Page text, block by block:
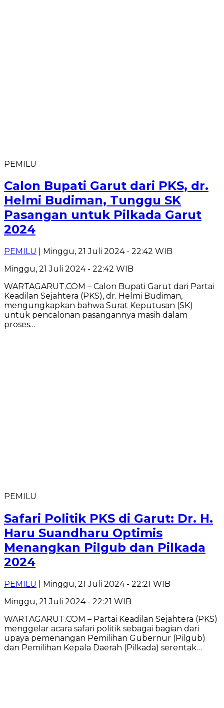
PEMILU
Calon Bupati Garut dari PKS, dr.
Helmi Budiman, Tunggu SK
Pasangan untuk Pilkada Garut
2024
PEMILU
| Minggu, 21 Juli 2024 - 22:42 WIB
Minggu, 21 Juli 2024 - 22:42 WIB
WARTAGARUT.COM – Calon Bupati Garut dari Partai
Keadilan Sejahtera (PKS), dr. Helmi Budiman,
mengungkapkan bahwa Surat Keputusan (SK)
untuk pencalonan pasangannya masih dalam
proses…
PEMILU
Safari Politik PKS di Garut: Dr. H.
Haru Suandharu Optimis
Menangkan Pilgub dan Pilkada
2024
PEMILU
| Minggu, 21 Juli 2024 - 22:21 WIB
Minggu, 21 Juli 2024 - 22:21 WIB
WARTAGARUT.COM – Partai Keadilan Sejahtera (PKS)
menggelar acara safari politik sebagai bagian dari
upaya pemenangan Pemilihan Gubernur (Pilgub)
dan Pemilihan Kepala Daerah (Pilkada) serentak…